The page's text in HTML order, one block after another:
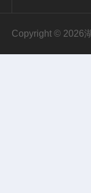
Copyright © 2026